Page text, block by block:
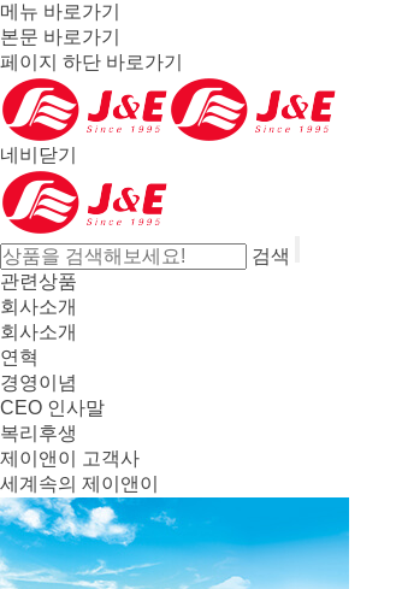
메뉴 바로가기
본문 바로가기
페이지 하단 바로가기
네비닫기
검색
관련상품
회사소개
회사소개
연혁
경영이념
CEO 인사말
복리후생
제이앤이 고객사
세계속의 제이앤이